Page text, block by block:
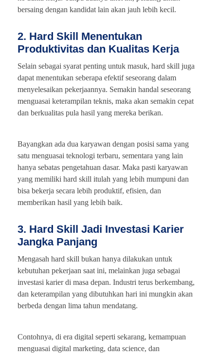
bersaing dengan kandidat lain akan jauh lebih kecil.
2. Hard Skill Menentukan
Produktivitas dan Kualitas Kerja
Selain sebagai syarat penting untuk masuk, hard skill juga
dapat menentukan seberapa efektif seseorang dalam
menyelesaikan pekerjaannya. Semakin handal seseorang
menguasai keterampilan teknis, maka akan semakin cepat
dan berkualitas pula hasil yang mereka berikan.
Bayangkan ada dua karyawan dengan posisi sama yang
satu menguasai teknologi terbaru, sementara yang lain
hanya sebatas pengetahuan dasar. Maka pasti karyawan
yang memiliki hard skill itulah yang lebih mumpuni dan
bisa bekerja secara lebih produktif, efisien, dan
memberikan hasil yang lebih baik.
3. Hard Skill Jadi Investasi Karier
Jangka Panjang
Mengasah hard skill bukan hanya dilakukan untuk
kebutuhan pekerjaan saat ini, melainkan juga sebagai
investasi karier di masa depan. Industri terus berkembang,
dan keterampilan yang dibutuhkan hari ini mungkin akan
berbeda dengan lima tahun mendatang.
Contohnya, di era digital seperti sekarang, kemampuan
menguasai digital marketing, data science, dan